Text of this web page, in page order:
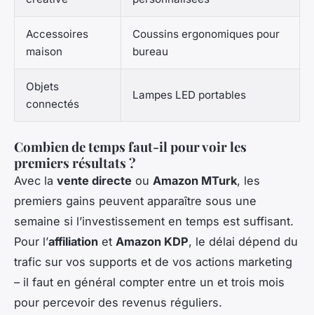
Accessoires
maison
Coussins ergonomiques pour
bureau
Objets
connectés
Lampes LED portables
Combien de temps faut-il pour voir les
premiers résultats ?
Avec la vente directe ou Amazon MTurk, les
premiers gains peuvent apparaître sous une
semaine si l’investissement en temps est suffisant.
Pour l’affiliation et Amazon KDP, le délai dépend du
trafic sur vos supports et de vos actions marketing
– il faut en général compter entre un et trois mois
pour percevoir des revenus réguliers.